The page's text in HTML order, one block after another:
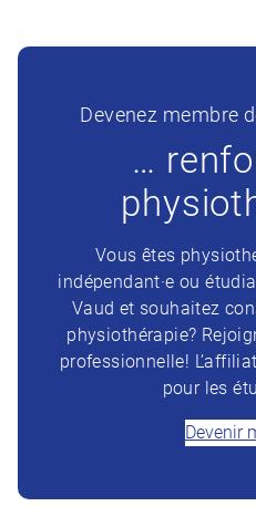
Devenez membre
…
Vous êtes
indépendant·e ou
Vaud et souhaitez
physiothérapie?
professionnelle!
pour les
Devenir